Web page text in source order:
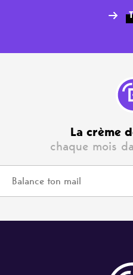
La crème
chaque mois